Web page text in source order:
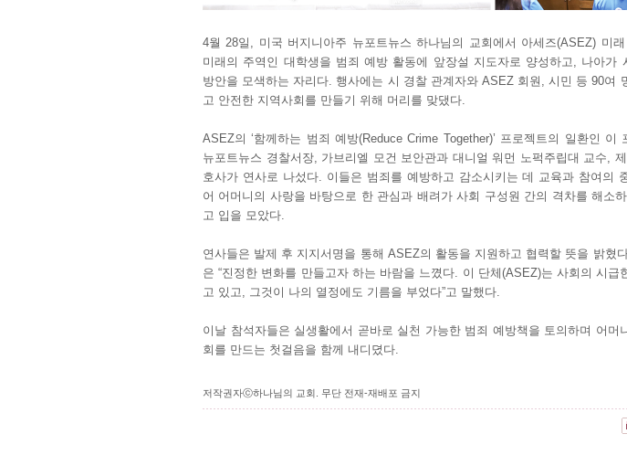
4월 28일, 미국 버지니아주 뉴포트뉴스 하나님의 교회에서 아세즈(ASEZ) 미
미래의 주역인 대학생을 범죄 예방 활동에 앞장설 지도자로 양성하고, 나아가
방안을 모색하는 자리다. 행사에는 시 경찰 관계자와 ASEZ 회원, 시민 등 90여
고 안전한 지역사회를 만들기 위해 머리를 맞댔다.
ASEZ의 ‘함께하는 범죄 예방(Reduce Crime Together)’ 프로젝트의 일환인 이
뉴포트뉴스 경찰서장, 가브리엘 모건 보안관과 대니얼 워먼 노퍽주립대 교수,
호사가 연사로 나섰다. 이들은 범죄를 예방하고 감소시키는 데 교육과 참여의
어 어머니의 사랑을 바탕으로 한 관심과 배려가 사회 구성원 간의 격차를 해소
고 입을 모았다.
연사들은 발제 후 지지서명을 통해 ASEZ의 활동을 지원하고 협력할 뜻을 밝혔
은 “진정한 변화를 만들고자 하는 바람을 느꼈다. 이 단체(ASEZ)는 사회의 시급
고 있고, 그것이 나의 열정에도 기름을 부었다”고 말했다.
이날 참석자들은 실생활에서 곧바로 실천 가능한 범죄 예방책을 토의하며 어머
회를 만드는 첫걸음을 함께 내디뎠다.
저작권자ⓒ하나님의 교회. 무단 전재-재배포 금지